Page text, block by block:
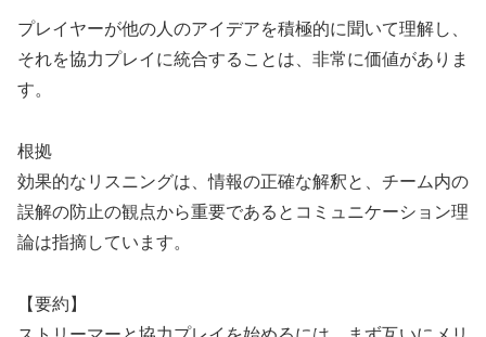
プレイヤーが他の人のアイデアを積極的に聞いて理解し、
それを協力プレイに統合することは、非常に価値がありま
す。
根拠
効果的なリスニングは、情報の正確な解釈と、チーム内の
誤解の防止の観点から重要であるとコミュニケーション理
論は指摘しています。
【要約】